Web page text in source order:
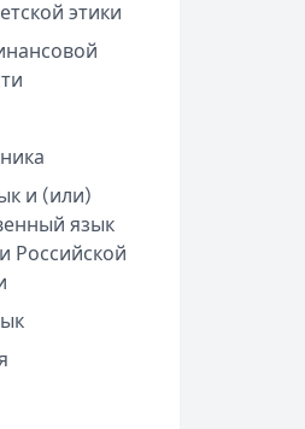
этики
и (или)
язык
Российской